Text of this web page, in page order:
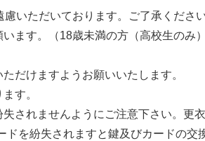
いただいております。ご了承くださ
ます。（18歳未満の方（高校生のみ
だけますようお願いいたします。
す。
されませんようにご注意下さい。更
ドを紛失されますと鍵及びカードの交